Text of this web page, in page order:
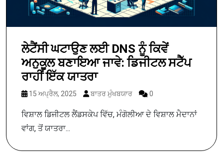
ਲੇਟੈਂਸੀ ਘਟਾਉਣ ਲਈ DNS ਨੂੰ ਕਿਵੇਂ
ਅਨੁਕੂਲ ਬਣਾਇਆ ਜਾਵੇ: ਡਿਜੀਟਲ ਸਟੈੱਪ
ਰਾਹੀਂ ਇੱਕ ਯਾਤਰਾ
15 ਅਪ੍ਰੈਲ, 2025 ਬਾਤਰ ਮੁੰਖਬਯਾਰ 0
ਵਿਸ਼ਾਲ ਡਿਜੀਟਲ ਲੈਂਡਸਕੇਪ ਵਿੱਚ, ਮੰਗੋਲੀਆ ਦੇ ਵਿਸ਼ਾਲ ਮੈਦਾਨਾਂ
ਵਾਂਗ, ਤੋਂ ਯਾਤਰਾ...